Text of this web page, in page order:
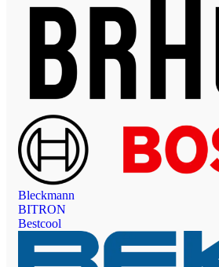
Bleckmann
BITRON
Bestcool